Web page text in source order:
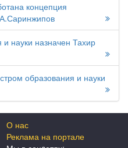
концепция
науки назначен Тахир
образования и науки
О нас
Реклама на портале